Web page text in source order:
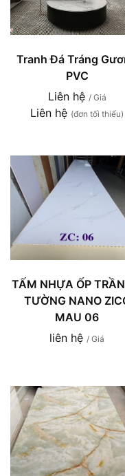
Tranh Đá Tráng
PVC
Liên hệ / Giá
Liên hệ (đơn tối thiểu)
TẤM NHỰA ỐP
TƯỜNG NANO
MAU 06
liên hệ / Giá